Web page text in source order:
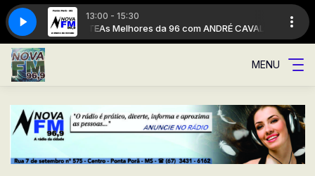
13:00 - 15:30
CAVALCANTEAs Melhores da 96 com ANDRÉ CAVALCANTE
MENU